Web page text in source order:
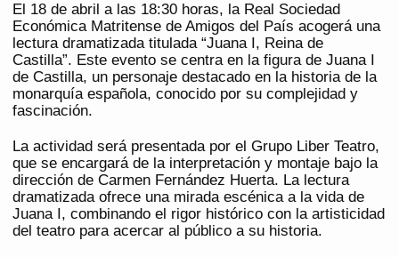
El 18 de abril a las 18:30 horas, la Real Sociedad
Económica Matritense de Amigos del País acogerá una
lectura dramatizada titulada “Juana I, Reina de
Castilla”. Este evento se centra en la figura de Juana I
de Castilla, un personaje destacado en la historia de la
monarquía española, conocido por su complejidad y
fascinación.
La actividad será presentada por el Grupo Liber Teatro,
que se encargará de la interpretación y montaje bajo la
dirección de Carmen Fernández Huerta. La lectura
dramatizada ofrece una mirada escénica a la vida de
Juana I, combinando el rigor histórico con la artisticidad
del teatro para acercar al público a su historia.